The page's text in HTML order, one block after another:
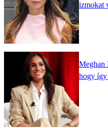
izmokat
Meghan
hogy így